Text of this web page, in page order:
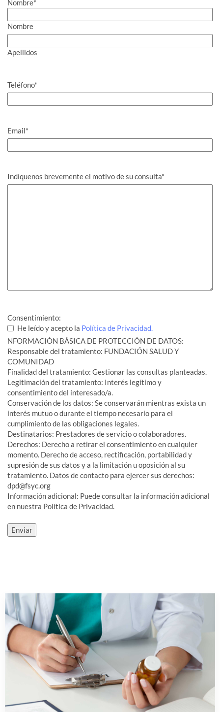
Nombre*
Nombre
Apellidos
Teléfono*
Email*
Indíquenos brevemente el motivo de su consulta*
Consentimiento:
He leído y acepto la Política de Privacidad.
NFORMACIÓN BÁSICA DE PROTECCIÓN DE DATOS:
Responsable del tratamiento: FUNDACIÓN SALUD Y
COMUNIDAD
Finalidad del tratamiento: Gestionar las consultas planteadas.
Legitimación del tratamiento: Interés legítimo y
consentimiento del interesado/a.
Conservación de los datos: Se conservarán mientras exista un
interés mutuo o durante el tiempo necesario para el
cumplimiento de las obligaciones legales.
Destinatarios: Prestadores de servicio o colaboradores.
Derechos: Derecho a retirar el consentimiento en cualquier
momento. Derecho de acceso, rectificación, portabilidad y
supresión de sus datos y a la limitación u oposición al su
tratamiento. Datos de contacto para ejercer sus derechos:
dpd@fsyc.org
Información adicional: Puede consultar la información adicional
en nuestra Política de Privacidad.